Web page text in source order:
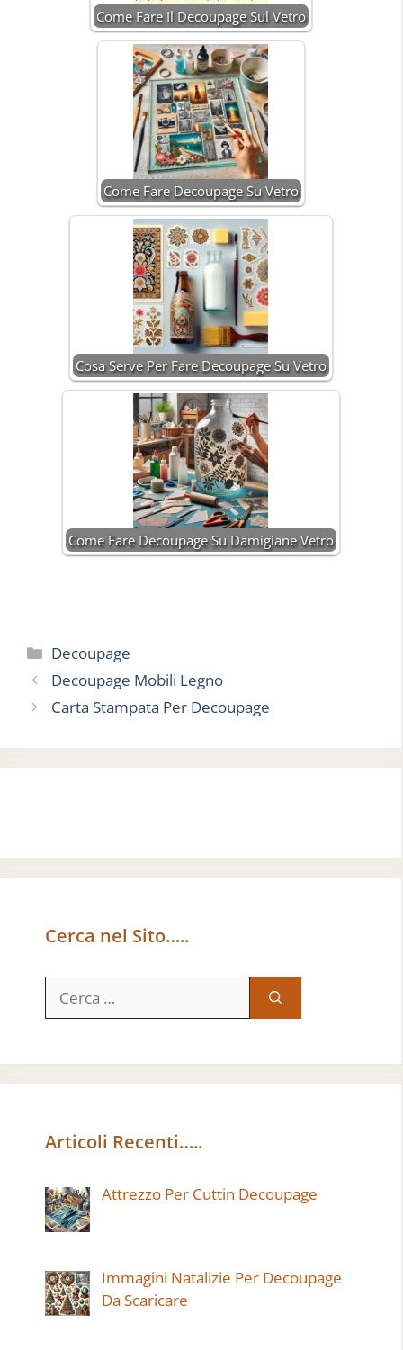
Come Fare Il Decoupage Sul Vetro
Come Fare Decoupage Su Vetro
Cosa Serve Per Fare Decoupage Su Vetro
Come Fare Decoupage Su Damigiane Vetro
Categorie
Decoupage
Decoupage Mobili Legno
Carta Stampata Per Decoupage
Cerca nel Sito…..
per:
Articoli Recenti…..
Attrezzo Per Cuttin Decoupage
Immagini Natalizie Per Decoupage
Da Scaricare